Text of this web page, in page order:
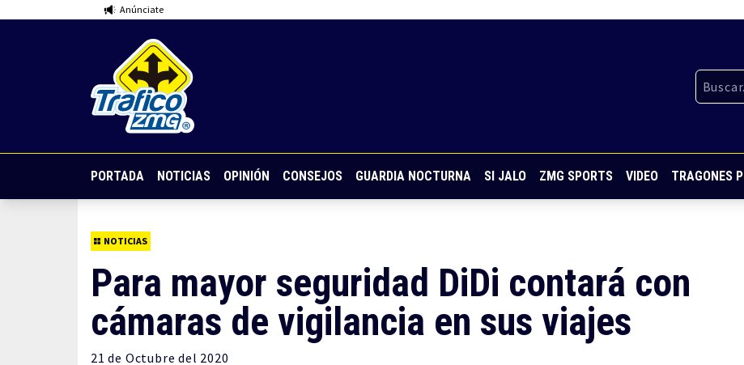
Anúnciate
PORTADA NOTICIAS OPINIÓN CONSEJOS GUARDIA NOCTURNA SI JALO ZMG SPORTS VIDEO TRAGONES
NOTICIAS
Para mayor seguridad DiDi contará con
cámaras de vigilancia en sus viajes
21 de Octubre del 2020